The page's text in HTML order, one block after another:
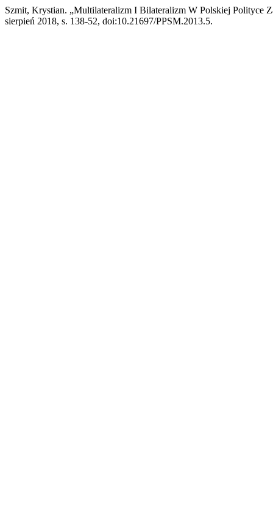
Szmit, Krystian. „Multilateralizm I Bilateralizm W Polskiej Polityce
sierpień 2018, s. 138-52, doi:10.21697/PPSM.2013.5.